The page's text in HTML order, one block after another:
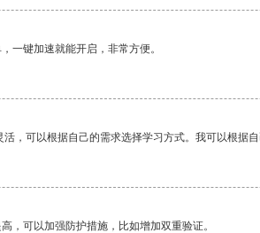
一键加速就能开启，非常方便。
，可以根据自己的需求选择学习方式。我可以根据自
，可以加强防护措施，比如增加双重验证。